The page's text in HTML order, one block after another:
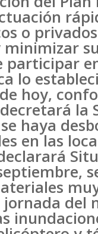
o
lo
hoy,
decretará
haya
en las
del